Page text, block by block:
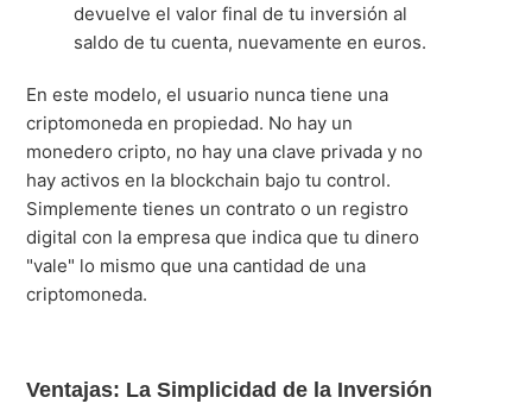
devuelve el valor final de tu inversión al
saldo de tu cuenta, nuevamente en euros.
En este modelo, el usuario nunca tiene una
criptomoneda en propiedad. No hay un
monedero cripto, no hay una clave privada y no
hay activos en la blockchain bajo tu control.
Simplemente tienes un contrato o un registro
digital con la empresa que indica que tu dinero
"vale" lo mismo que una cantidad de una
criptomoneda.
Ventajas: La Simplicidad de la Inversión